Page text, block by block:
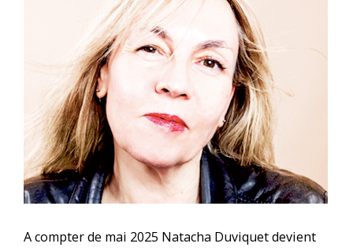
A compter de mai 2025 Natacha Duviquet devient